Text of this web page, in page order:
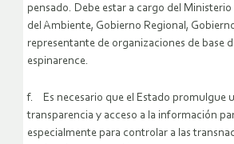
pensado. Debe estar a cargo del
del Ambiente, Gobierno Regional,
representante de organizaciones de base
espinarence.
f. Es necesario que el Estado promulgue
transparencia y acceso a la información
especialmente para controlar a las